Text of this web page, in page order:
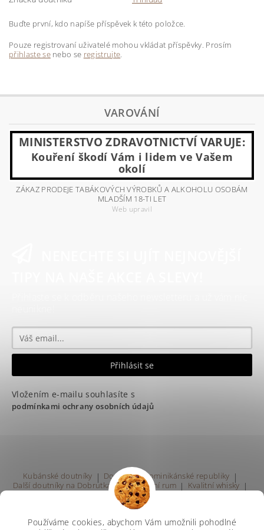
Buďte první, kdo napíše příspěvek k této položce.
Pouze registrovaní uživatelé mohou vkládat příspěvky. Prosím
přihlaste senebo se registrujte.
VAROVÁNÍ
MINISTERSTVO ZDRAVOTNICTVÍ VARUJE:
Kouření škodí Vám i lidem ve Vašem
okolí
ZÁKAZ PRODEJE TABÁKOVÝCH VÝROBKŮ A ALKOHOLU OSOBÁM
MLADŠÍM 18-TI LET
Web upravil
Vložením e-mailu souhlasíte s
podmínkami ochrany osobních údajů
Kubánské doutníky | Doutníky z Dominikánské republiky |
Další doutníky na Dobrutka.eu | Kvalitní rum | Kvalitní whisky |
Prodej rumu Praha
Používáme cookies, abychom Vám umožnili pohodlné